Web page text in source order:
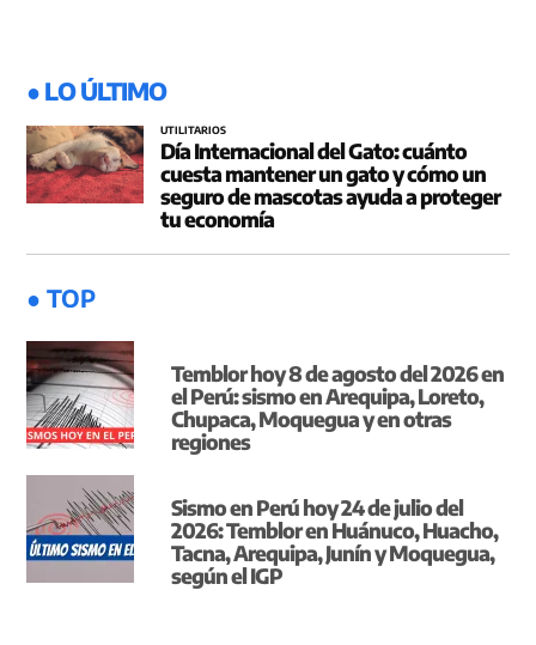
● LO ÚLTIMO
UTILITARIOS
Día Internacional del Gato: cuánto
cuesta mantener un gato y cómo un
seguro de mascotas ayuda a proteger
tu economía
● TOP
Temblor hoy 8 de agosto del 2026 en
el Perú: sismo en Arequipa, Loreto,
Chupaca, Moquegua y en otras
regiones
Sismo en Perú hoy 24 de julio del
2026: Temblor en Huánuco, Huacho,
Tacna, Arequipa, Junín y Moquegua,
según el IGP